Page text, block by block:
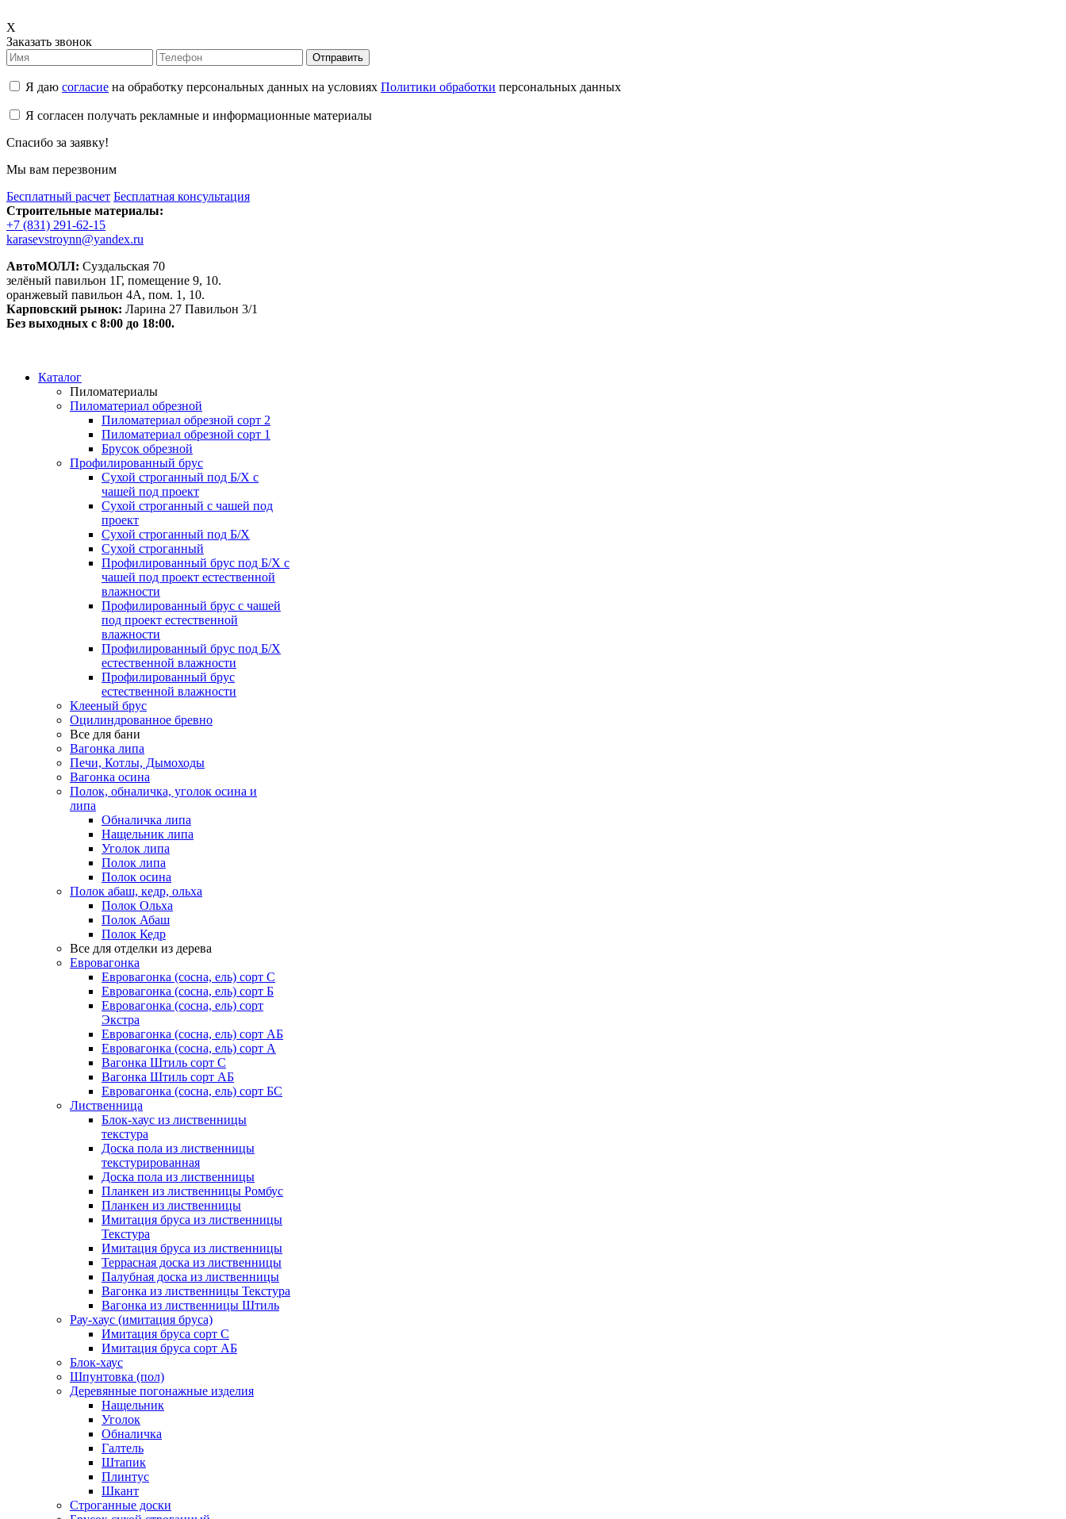
X
Заказать звонок
Отправить
Я даю согласие на обработку персональных данных на условиях Политики обработки персональных данных
Я согласен получать рекламные и информационные материалы
Спасибо за заявку!
Мы вам перезвоним
Бесплатный расчет Бесплатная консультация
Строительные материалы:
+7 (831) 291-62-15
karasevstroynn@yandex.ru
АвтоМОЛЛ: Суздальская 70
зелёный павильон 1Г, помещение 9, 10.
оранжевый павильон 4А, пом. 1, 10.
Карповский рынок: Ларина 27 Павильон 3/1
Без выходных с 8:00 до 18:00.
Каталог
Пиломатериалы
Пиломатериал обрезной
Пиломатериал обрезной сорт 2
Пиломатериал обрезной сорт 1
Брусок обрезной
Профилированный брус
Сухой строганный под Б/Х с
чашей под проект
Сухой строганный с чашей под
проект
Сухой строганный под Б/Х
Сухой строганный
Профилированный брус под Б/Х с
чашей под проект естественной
влажности
Профилированный брус с чашей
под проект естественной
влажности
Профилированный брус под Б/Х
естественной влажности
Профилированный брус
естественной влажности
Клееный брус
Оцилиндрованное бревно
Все для бани
Вагонка липа
Печи, Котлы, Дымоходы
Вагонка осина
Полок, обналичка, уголок осина и
липа
Обналичка липа
Нащельник липа
Уголок липа
Полок липа
Полок осина
Полок абаш, кедр, ольха
Полок Ольха
Полок Абаш
Полок Кедр
Все для отделки из дерева
Евровагонка
Евровагонка (сосна, ель) сорт С
Евровагонка (сосна, ель) сорт Б
Евровагонка (сосна, ель) сорт
Экстра
Евровагонка (сосна, ель) сорт АБ
Евровагонка (сосна, ель) сорт А
Вагонка Штиль сорт С
Вагонка Штиль сорт АБ
Евровагонка (сосна, ель) сорт БС
Лиственница
Блок-хаус из лиственницы
текстура
Доска пола из лиственницы
текстурированная
Доска пола из лиственницы
Планкен из лиственницы Ромбус
Планкен из лиственницы
Имитация бруса из лиственницы
Текстура
Имитация бруса из лиственницы
Террасная доска из лиственницы
Палубная доска из лиственницы
Вагонка из лиственницы Текстура
Вагонка из лиственницы Штиль
Рау-хаус (имитация бруса)
Имитация бруса сорт С
Имитация бруса сорт АБ
Блок-хаус
Шпунтовка (пол)
Деревянные погонажные изделия
Нащельник
Уголок
Обналичка
Галтель
Штапик
Плинтус
Шкант
Строганные доски